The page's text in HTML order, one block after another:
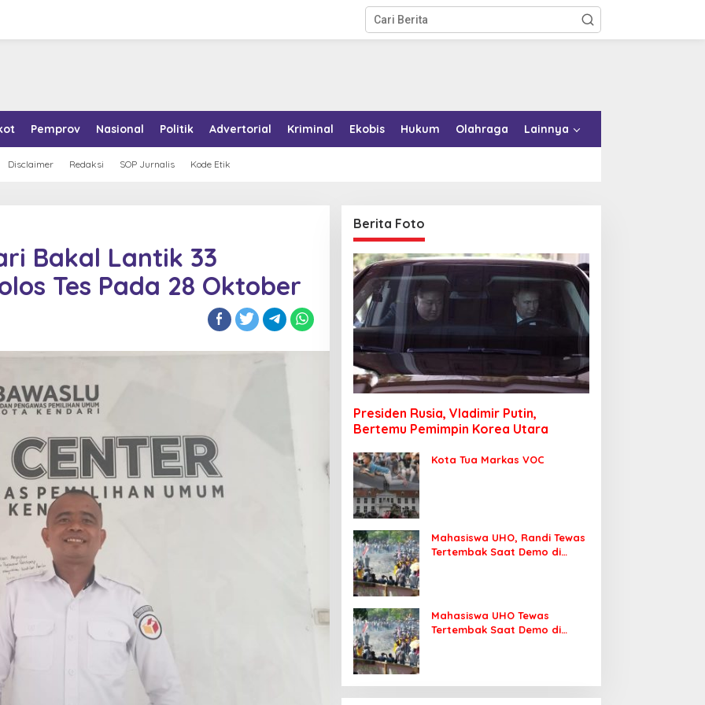
Pemprov Nasional Politik Advertorial Kriminal Ekobis Hukum Olahraga Lainnya
Disclaimer Redaksi SOP Jurnalis Kode Etik
Bakal Lantik 33
Tes Pada 28 Oktober
Berita Foto
Presiden Rusia, Vladimir Putin,
Bertemu Pemimpin Korea Utara
Kota Tua Markas VOC
Mahasiswa UHO, Randi Tewas
Tertembak Saat Demo di
Mahasiswa UHO Tewas
Tertembak Saat Demo di